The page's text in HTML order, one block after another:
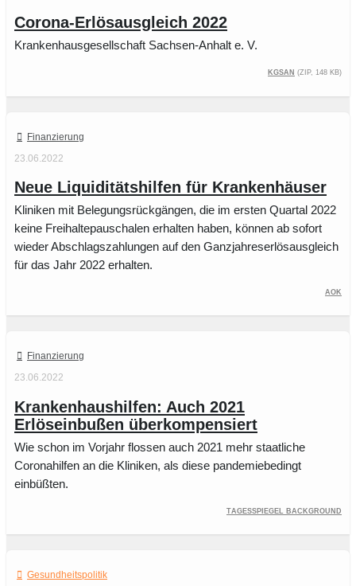
Corona-Erlösausgleich 2022
Krankenhausgesellschaft Sachsen-Anhalt e. V.
KGSAN (ZIP, 148 kB)
Finanzierung
23.06.2022
Neue Liquiditätshilfen für Krankenhäuser
Kliniken mit Belegungsrückgängen, die im ersten Quartal 2022
keine Freihaltepauschalen erhalten haben, können ab sofort
wieder Abschlagszahlungen auf den Ganzjahreserlösausgleich
für das Jahr 2022 erhalten.
AOK
Finanzierung
23.06.2022
Krankenhaushilfen: Auch 2021
Erlöseinbußen überkompensiert
Wie schon im Vorjahr flossen auch 2021 mehr staatliche
Coronahilfen an die Kliniken, als diese pandemiebedingt
einbüßten.
Tagesspiegel Background
Gesundheitspolitik